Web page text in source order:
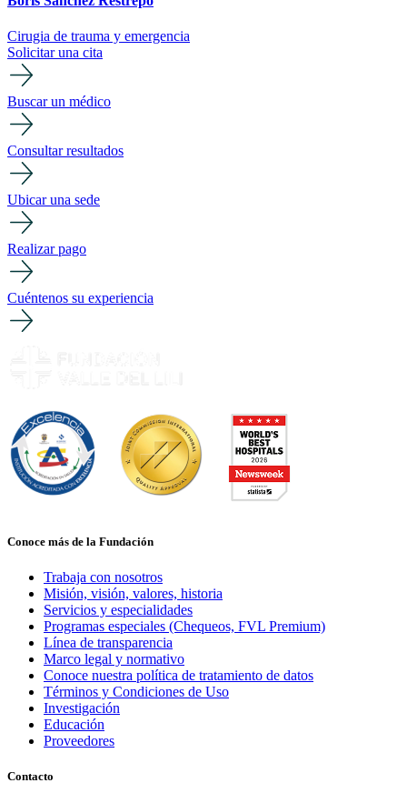
Cirugia de trauma y emergencia
Solicitar una cita
Buscar un médico
Consultar resultados
Ubicar una sede
Realizar pago
Cuéntenos su experiencia
Conoce más de la Fundación
Trabaja con nosotros
Misión, visión, valores, historia
Servicios y especialidades
Programas especiales (Chequeos, FVL Premium)
Línea de transparencia
Marco legal y normativo
Conoce nuestra política de tratamiento de datos
Términos y Condiciones de Uso
Investigación
Educación
Proveedores
Contacto